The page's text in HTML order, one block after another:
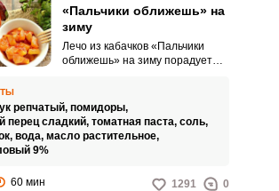
«Пальчики оближешь» на
зиму
Лечо из кабачков «Пальчики
оближешь» на зиму порадует
привлекательным внешним
видом. Такое угощение можно
подавать как дополнение к
репчатый, помидоры,
перец сладкий, томатная паста, соль,
вода, масло растительное,
9%
60 мин 1291 0